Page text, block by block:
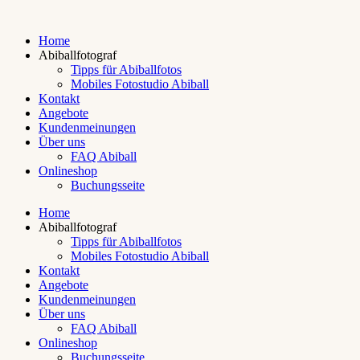
Home
Abiballfotograf
Tipps für Abiballfotos
Mobiles Fotostudio Abiball
Kontakt
Angebote
Kundenmeinungen
Über uns
FAQ Abiball
Onlineshop
Buchungsseite
Home
Abiballfotograf
Tipps für Abiballfotos
Mobiles Fotostudio Abiball
Kontakt
Angebote
Kundenmeinungen
Über uns
FAQ Abiball
Onlineshop
Buchungsseite